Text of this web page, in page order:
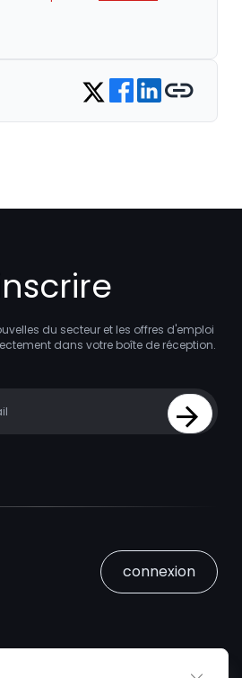
Share on Twitter
Share on Facebook
Share on LinkedIn
Copy link
du secteur et les offres d'emploi
dans votre boîte de réception.
Sign Up
connexion